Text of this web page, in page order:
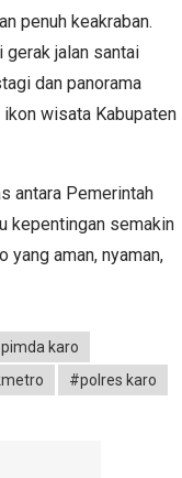
penuh keakraban.
jalan santai
dan panorama
wisata Kabupaten
antara Pemerintah
kepentingan semakin
yang aman, nyaman,
karo
#polres karo